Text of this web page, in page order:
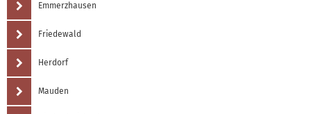
Emmerzhausen
Friedewald
Herdorf
Mauden